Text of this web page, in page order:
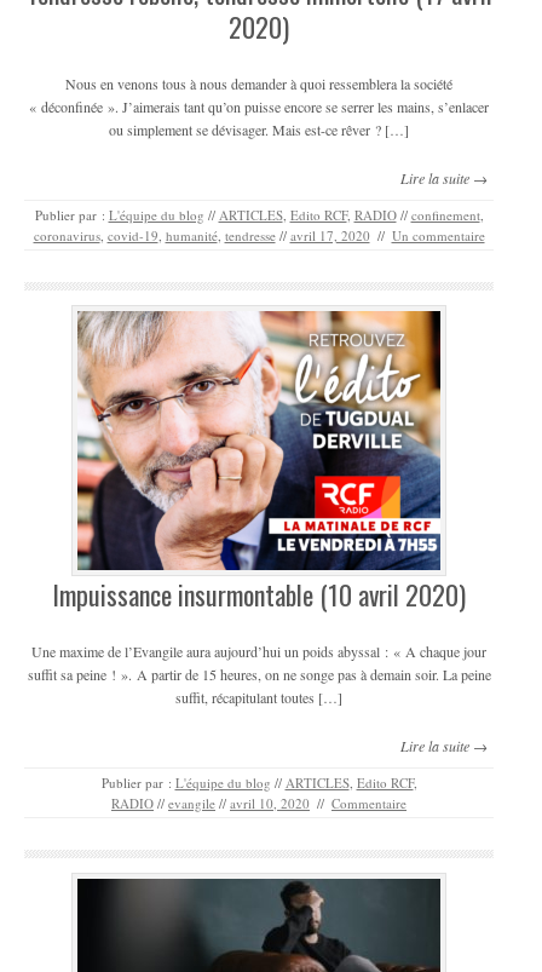
2020)
Nous en venons tous à nous demander à quoi ressemblera la société
« déconfinée ». J’aimerais tant qu’on puisse encore se serrer les mains, s’enlacer
ou simplement se dévisager. Mais est-ce rêver ? […]
Lire la suite →
Publier par : L'équipe du blog // ARTICLES, Edito RCF, RADIO // confinement,
coronavirus, covid-19 humanité, tendresse // avril 17, 2020 // Un commentaire
Impuissance insurmontable (10 avril 2020)
Une maxime de l’Evangile aura aujourd’hui un poids abyssal : « A chaque jour
suffit sa peine ! ». A partir de 15 heures, on ne songe pas à demain soir. La peine
suffit, récapitulant toutes […]
Lire la suite →
Publier par : L'équipe du blog // ARTICLES, Edito RCF,
RADIO // evangile // avril 10, 2020 // Commentaire